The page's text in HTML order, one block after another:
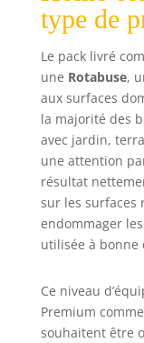
type de
Le pack livré
une Rotabuse,
aux surfaces
la majorité des
avec jardin,
une attention
résultat
sur les surfaces
endommager
utilisée à bonne
Ce niveau
Premium
souhaitent être